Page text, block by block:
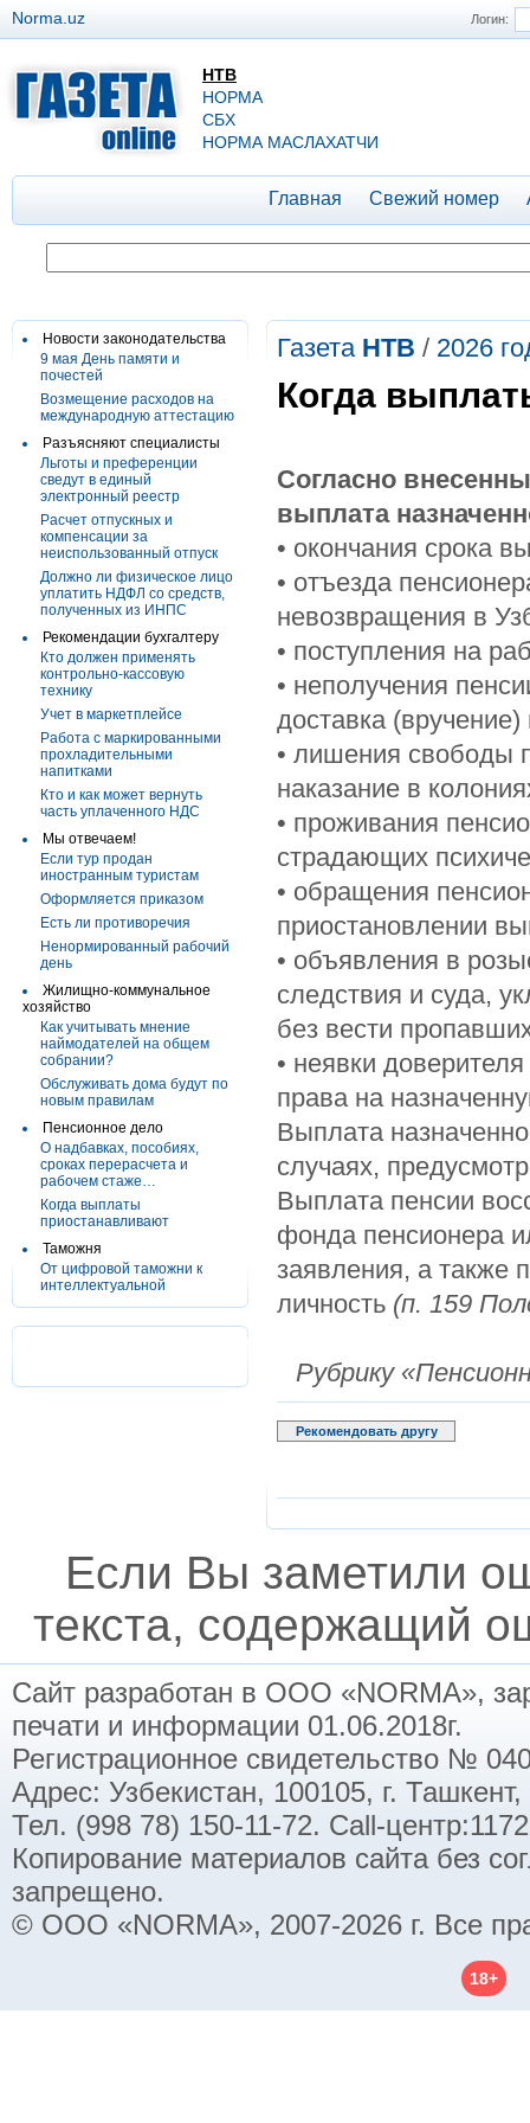
Логин:
Norma.uz
НТВ
НОРМА
СБХ
НОРМА МАСЛАХАТЧИ
Главная Свежий номер
Новости законодательства
9 мая День памяти и
почестей
Возмещение расходов на
международную аттестацию
Разъясняют специалисты
Льготы и преференции
сведут в единый
электронный реестр
Расчет отпускных и
компенсации за
неиспользованный отпуск
Должно ли физическое лицо
уплатить НДФЛ со средств,
полученных из ИНПС
Рекомендации бухгалтеру
Кто должен применять
контрольно-кассовую
технику
Учет в маркетплейсе
Работа с маркированными
прохладительными
напитками
Кто и как может вернуть
часть уплаченного НДС
Мы отвечаем!
Если тур продан
иностранным туристам
Оформляется приказом
Есть ли противоречия
Ненормированный рабочий
день
Жилищно-коммунальное
хозяйство
Как учитывать мнение
наймодателей на общем
собрании?
Обслуживать дома будут по
новым правилам
Пенсионное дело
О надбавках, пособиях,
сроках перерасчета и
рабочем стаже…
Когда выплаты
приостанавливают
Таможня
От цифровой таможни к
интеллектуальной
Газета НТВ / 2026
Когда
Согласно
выплата
• окончания срока
• отъезда
невозвращения в
• поступления на
• неполучения
доставка
• лишения свободы
наказание в
• проживания
страдающих
• обращения
приостановлении
• объявления в
следствия и суда,
без вести
• неявки
права на
Выплата
случаях,
Выплата пенсии
фонда пенсионера
заявления, а также
личность (п. 159
Рубрику
Рекомендовать другу
Если Вы заметили
текста, содержащий
Сайт разработан в ООО «NORMA»,
печати и информации 01.06.2018г.
Регистрационное свидетельство №
Адрес: Узбекистан, 100105, г.
Тел. (998 78) 150-11-72. Call-
Копирование материалов сайта без
запрещено.
© ООО «NORMA», 2007-2026 г. Все
18+